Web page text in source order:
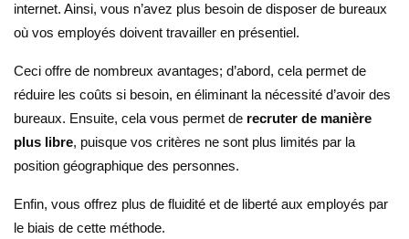
internet. Ainsi, vous n’avez plus besoin de disposer de bureaux
où vos employés doivent travailler en présentiel.
Ceci offre de nombreux avantages; d’abord, cela permet de
réduire les coûts si besoin, en éliminant la nécessité d’avoir des
bureaux. Ensuite, cela vous permet de recruter de manière
plus libre, puisque vos critères ne sont plus limités par la
position géographique des personnes.
Enfin, vous offrez plus de fluidité et de liberté aux employés par
le biais de cette méthode.